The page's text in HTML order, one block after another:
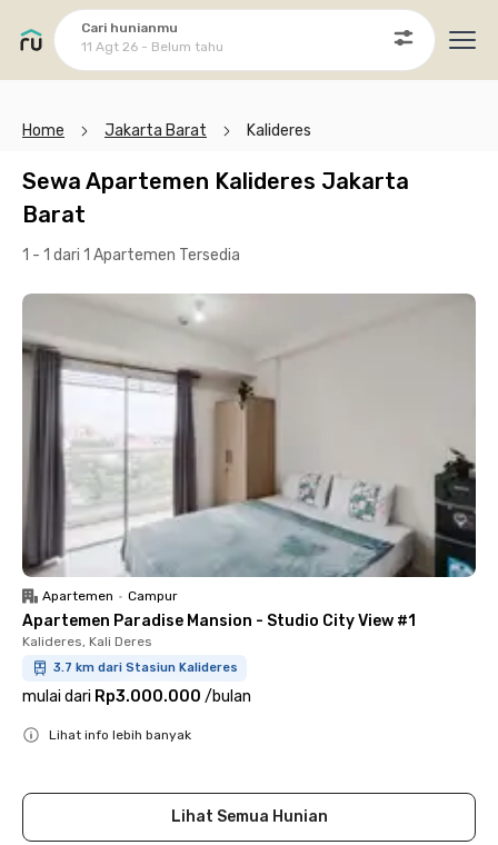
Cari hunianmu
11 Agt 26 - Belum tahu
Home Jakarta Barat Kalideres
Sewa Apartemen Kalideres Jakarta
Barat
1 - 1 dari 1 Apartemen Tersedia
Apartemen • Campur
Apartemen Paradise Mansion - Studio City View #1
Kalideres, Kali Deres
3.7 km dari Stasiun Kalideres
mulai dari Rp3.000.000 /bulan
Lihat info lebih banyak
Lihat Semua Hunian